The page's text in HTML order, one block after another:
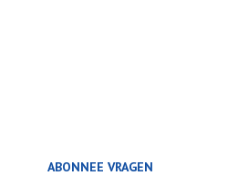
ABONNEE VRAGEN